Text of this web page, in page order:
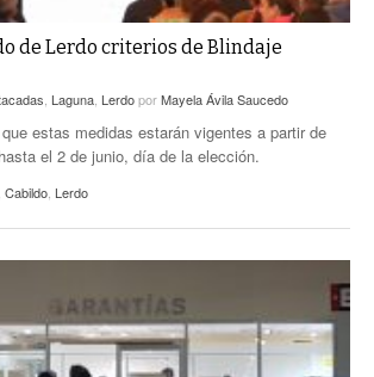
de Lerdo criterios de Blindaje
Laguna LerdoporMayela Ávila Saucedo
estas medidas estarán vigentes a partir de
el 2 de junio, día de la elección.
Cabildo Lerdo